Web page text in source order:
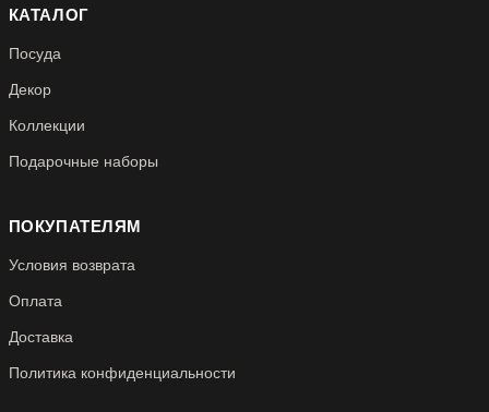
КАТАЛОГ
Посуда
Декор
Коллекции
Подарочные наборы
ПОКУПАТЕЛЯМ
Условия возврата
Оплата
Доставка
Политика конфиденциальности